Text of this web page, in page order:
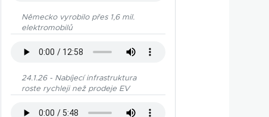
Německo vyrobilo přes 1,6 mil.
elektromobilů
24.1.26 - Nabíjecí infrastruktura
roste rychleji než prodeje EV